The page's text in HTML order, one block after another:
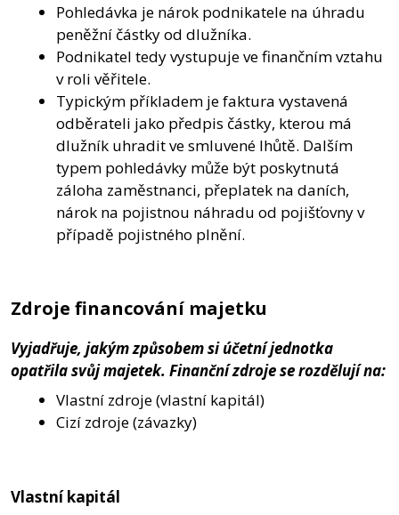
Pohledávka je nárok podnikatele na úhradu
peněžní částky od dlužníka.
Podnikatel tedy vystupuje ve finančním vztahu
v roli věřitele.
Typickým příkladem je faktura vystavená
odběrateli jako předpis částky, kterou má
dlužník uhradit ve smluvené lhůtě. Dalším
typem pohledávky může být poskytnutá
záloha zaměstnanci, přeplatek na daních,
nárok na pojistnou náhradu od pojišťovny v
případě pojistného plnění.
Zdroje financování majetku
Vyjadřuje, jakým způsobem si účetní jednotka
opatřila svůj majetek. Finanční zdroje se rozdělují na:
Vlastní zdroje (vlastní kapitál)
Cizí zdroje (závazky)
Vlastní kapitál